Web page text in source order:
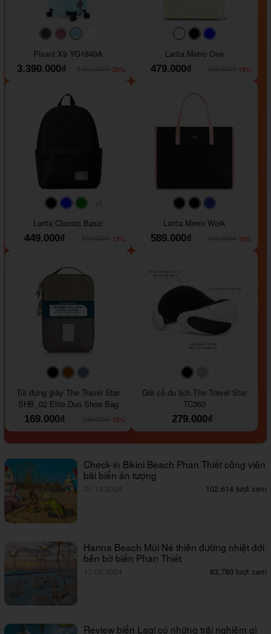
#40454a#b76e79
#9ad8e7
Pisani X9 YG1849A
3.390.000₫
-26%
#faf0e6#000000
Larita Metro One
479.000₫
-19%
#faf0e6
#000000#0000FF#008000
+1
Larita Classic Basic
449.000₫
-13%
#000000#000000
Larita Metro Work
589.000₫
-16%
#000000#964B00
Túi đựng giày The Travel Star
SHB_02 Elite Duo Shoe Bag
169.000₫
-15%
#000000
Gối cổ du lịch The Travel Star
TC360
279.000₫
Check-in Bikini Beach Phan Thiết công viên
bãi biển ấn tượng
31.12.2024 102,614 lượt xem
Hanna Beach Mũi Né thiên đường nhiệt đới
bên bờ biển Phan Thiết
17.09.2024 83,780 lượt xem
Review biển Lagi có những trải nghiệm gì